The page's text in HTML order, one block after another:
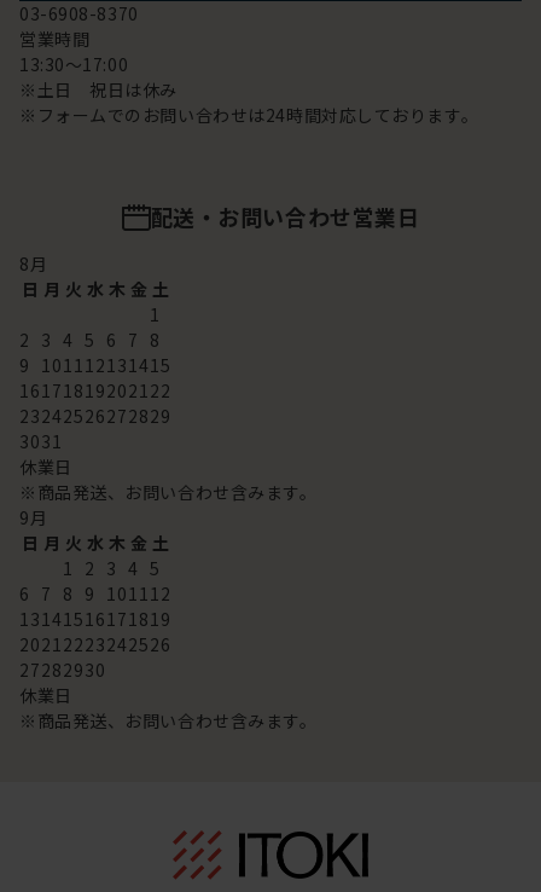
03-6908-8370
営業時間
13:30～17:00
※土日 祝日は休み
※フォームでのお問い合わせは24時間対応しております。
配送・お問い合わせ営業日
8月
日 月 火 水 木 金 土
1
2 3 4 5 6 7 8
9 101112131415
16171819202122
23242526272829
3031
休業日
※商品発送、お問い合わせ含みます。
9月
日 月 火 水 木 金 土
1 2 3 4 5
6 7 8 9 101112
13141516171819
20212223242526
27282930
休業日
※商品発送、お問い合わせ含みます。